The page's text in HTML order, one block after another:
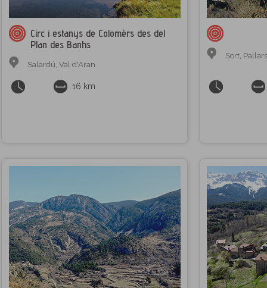
Circ i estanys de Colomèrs des del
Plan des Banhs
Salardú, Val d'Aran
16 km
Sort,